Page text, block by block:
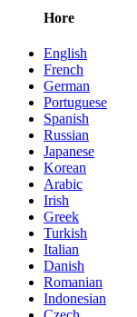
Hore
English
French
German
Portuguese
Spanish
Russian
Japanese
Korean
Arabic
Irish
Greek
Turkish
Italian
Danish
Romanian
Indonesian